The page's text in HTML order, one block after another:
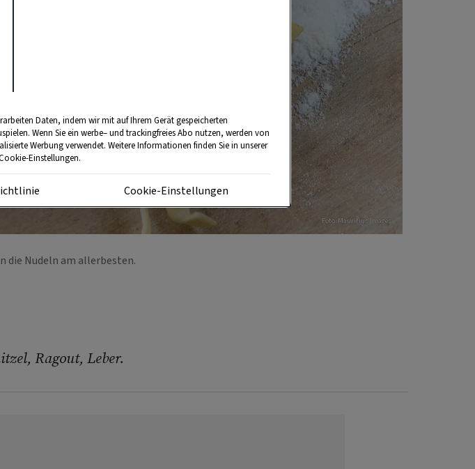
Foto: Mauritius Images
die Nudeln am allerbesten.
Ragout, Leber.
Daten, indem wir mit auf Ihrem Gerät gespeicherten
Wenn Sie ein werbe– und trackingfreies Abo nutzen, werden von
Werbung verwendet. Weitere Informationen finden Sie in unserer
Einstellungen.
Cookie-Einstellungen